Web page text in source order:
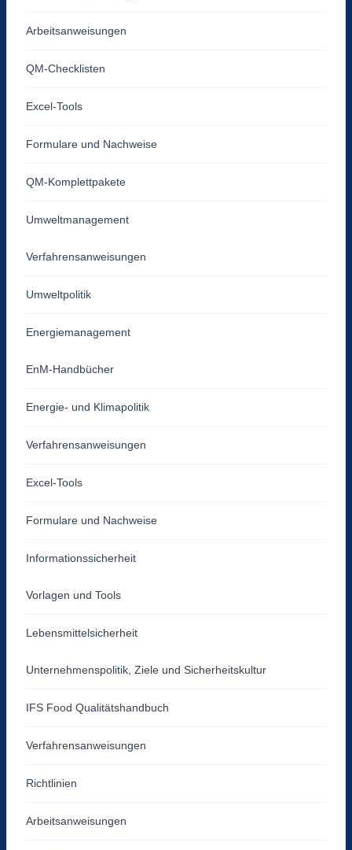
Arbeitsanweisungen
QM-Checklisten
Excel-Tools
Formulare und Nachweise
QM-Komplettpakete
Umweltmanagement
Verfahrensanweisungen
Umweltpolitik
Energiemanagement
EnM-Handbücher
Energie- und Klimapolitik
Verfahrensanweisungen
Excel-Tools
Formulare und Nachweise
Informationssicherheit
Vorlagen und Tools
Lebensmittelsicherheit
Unternehmenspolitik, Ziele und Sicherheitskultur
IFS Food Qualitätshandbuch
Verfahrensanweisungen
Richtlinien
Arbeitsanweisungen